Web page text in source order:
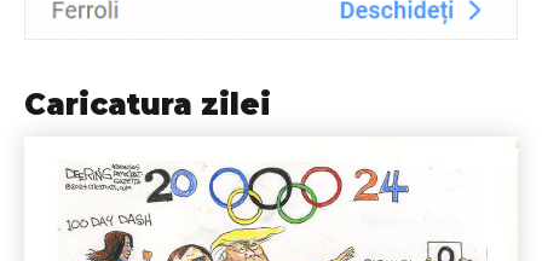
Caricatura zilei